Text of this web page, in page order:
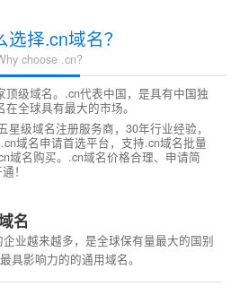
选择.cn域名？
choose .cn?
顶级域名。.cn代表中国，是具有中国独
全球具有最大的市场。
星级域名注册服务商，30年行业经验，
域名申请首选平台，支持.cn域名批量
域名购买。.cn域名价格合理、申请简
！
名
业越来越多，是全球保有量最大的国别
具影响力的的通用域名。